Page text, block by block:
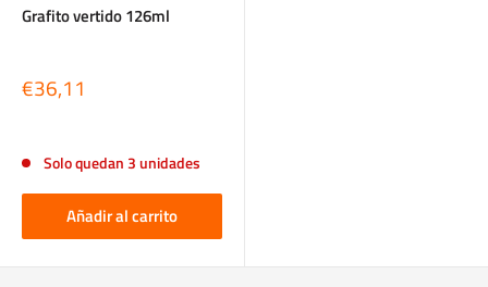
Grafito vertido 126ml
Precio
de
€36,11
Solo quedan 3 unidades
Añadir al carrito